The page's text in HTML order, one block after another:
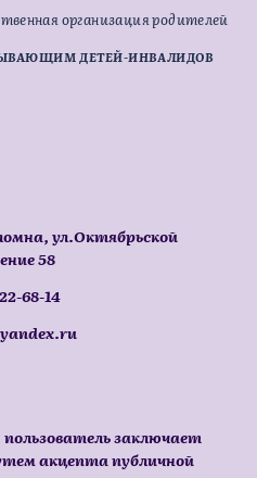
организация родителей
ДЕТЕЙ-ИНВАЛИДОВ
ул.Октябрьской
58
68-14
заключает
акцепта публичной